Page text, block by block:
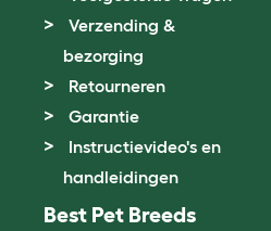
Verzending &
bezorging
Retourneren
Garantie
Instructievideo's en
handleidingen
Best Pet Breeds